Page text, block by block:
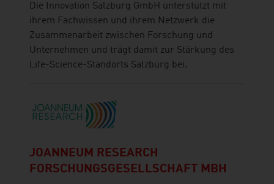
Die Innovation Salzburg GmbH unterstützt mit
ihrem Fachwissen und ihrem Netzwerk die
Zusammenarbeit zwischen Forschung und
Unternehmen und trägt damit zur Stärkung des
Life-Science-Standorts Salzburg bei.
JOANNEUM RESEARCH
FORSCHUNGSGESELLSCHAFT MBH